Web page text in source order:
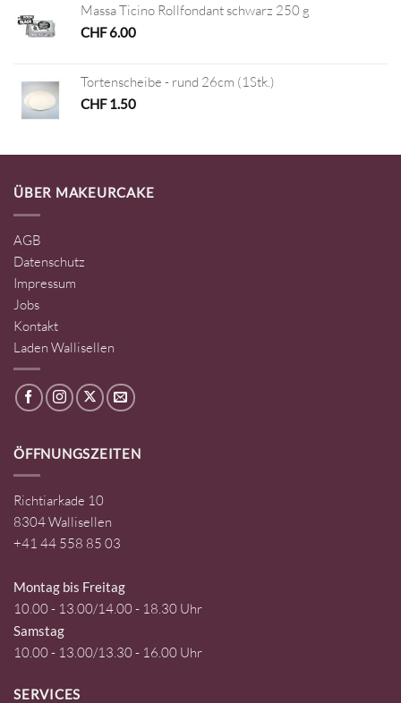
Massa Ticino Rollfondant schwarz 250 g
CHF6.00
Tortenscheibe - rund 26cm (1Stk.)
CHF1.50
ÜBER MAKEURCAKE
AGB
Datenschutz
Impressum
Jobs
Kontakt
Laden Wallisellen
ÖFFNUNGSZEITEN
Richtiarkade 10
8304 Wallisellen
+41 44 558 85 03
Montag bis Freitag
10.00 - 13.00/14.00 - 18.30 Uhr
Samstag
10.00 - 13.00/13.30 - 16.00 Uhr
SERVICES